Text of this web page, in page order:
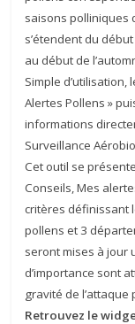
saisons polliniques
s’étendent du début
au début de
Simple d’utilisation,
Alertes Pollens »
informations
Surveillance
Cet outil se
Conseils, Mes
critères définissant
pollens et 3
seront mises à jour
d’importance sont
gravité de l’attaque
Retrouvez le